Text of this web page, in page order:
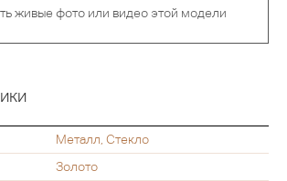
живые фото или видео этой модели
Металл, Стекло
Золото